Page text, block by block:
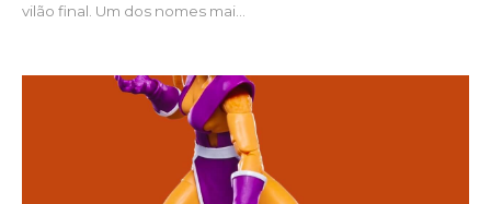
vilão final. Um dos nomes mai...